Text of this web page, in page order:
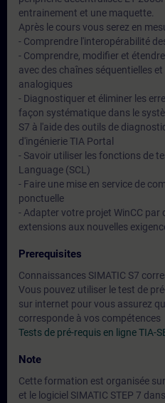
entrainement et une maquette.
Après le cours vous serez en
- Comprendre l'interopérabilité
- Comprendre, modifier et
avec des chaînes séquentielles
analogiques
- Diagnostiquer et éliminer les
façon systématique dans le
S7 à l'aide des outils de
d'ingénierie TIA Portal
- Savoir utiliser les fonctions de
Language (SCL)
- Faire une mise en service de
ponctuelle
- Adapter votre projet WinCC
extensions aux nouvelles
Prerequisites
Connaissances SIMATIC S7
Vous pouvez utiliser le test de
sur internet pour vous assurez
corresponde à vos compétences
Tests de pré-requis en ligne TIA-
Note
Cette formation est organisée
et le logiciel SIMATIC STEP 7